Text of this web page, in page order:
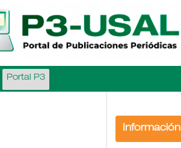
Portal P3
Información